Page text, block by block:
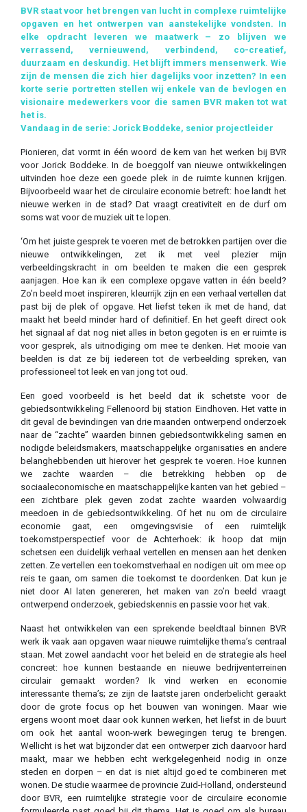
BVR staat voor het brengen van lucht in complexe ruimtelijke
opgaven en het ontwerpen van aanstekelijke vondsten. In
elke opdracht leveren we maatwerk – zo blijven we
verrassend, vernieuwend, verbindend, co-creatief,
duurzaam en deskundig. Het blijft immers mensenwerk. Wie
zijn de mensen die zich hier dagelijks voor inzetten? In een
korte serie portretten stellen wij enkele van de bevlogen en
visionaire medewerkers voor die samen BVR maken tot wat
het is.
Vandaag in de serie: Jorick Boddeke, senior projectleider
Pionieren, dat vormt in één woord de kern van het werken bij BVR
voor Jorick Boddeke. In de boeggolf van nieuwe ontwikkelingen
uitvinden hoe deze een goede plek in de ruimte kunnen krijgen.
Bijvoorbeeld waar het de circulaire economie betreft: hoe landt het
nieuwe werken in de stad? Dat vraagt creativiteit en de durf om
soms wat voor de muziek uit te lopen.
‘Om het juiste gesprek te voeren met de betrokken partijen over die
nieuwe ontwikkelingen, zet ik met veel plezier mijn
verbeeldingskracht in om beelden te maken die een gesprek
aanjagen. Hoe kan ik een complexe opgave vatten in één beeld?
Zo’n beeld moet inspireren, kleurrijk zijn en een verhaal vertellen dat
past bij de plek of opgave. Het liefst teken ik met de hand, dat
maakt het beeld minder hard of definitief. En het geeft direct ook
het signaal af dat nog niet alles in beton gegoten is en er ruimte is
voor gesprek, als uitnodiging om mee te denken. Het mooie van
beelden is dat ze bij iedereen tot de verbeelding spreken, van
professioneel tot leek en van jong tot oud.
Een goed voorbeeld is het beeld dat ik schetste voor de
gebiedsontwikkeling Fellenoord bij station Eindhoven. Het vatte in
dit geval de bevindingen van drie maanden ontwerpend onderzoek
naar de “zachte” waarden binnen gebiedsontwikkeling samen en
nodigde beleidsmakers, maatschappelijke organisaties en andere
belanghebbenden uit hierover het gesprek te voeren. Hoe kunnen
we zachte waarden – die betrekking hebben op de
sociaaleconomische en maatschappelijke kanten van het gebied –
een zichtbare plek geven zodat zachte waarden volwaardig
meedoen in de gebiedsontwikkeling. Of het nu om de circulaire
economie gaat, een omgevingsvisie of een ruimtelijk
toekomstperspectief voor de Achterhoek: ik hoop dat mijn
schetsen een duidelijk verhaal vertellen en mensen aan het denken
zetten. Ze vertellen een toekomstverhaal en nodigen uit om mee op
reis te gaan, om samen die toekomst te doordenken. Dat kun je
niet door AI laten genereren, het maken van zo’n beeld vraagt
ontwerpend onderzoek, gebiedskennis en passie voor het vak.
Naast het ontwikkelen van een sprekende beeldtaal binnen BVR
werk ik vaak aan opgaven waar nieuwe ruimtelijke thema’s centraal
staan. Met zowel aandacht voor het beleid en de strategie als heel
concreet: hoe kunnen bestaande en nieuwe bedrijventerreinen
circulair gemaakt worden? Ik vind werken en economie
interessante thema’s; ze zijn de laatste jaren onderbelicht geraakt
door de grote focus op het bouwen van woningen. Maar wie
ergens woont moet daar ook kunnen werken, het liefst in de buurt
om ook het aantal woon-werk bewegingen terug te brengen.
Wellicht is het wat bijzonder dat een ontwerper zich daarvoor hard
maakt, maar we hebben echt werkgelegenheid nodig in onze
steden en dorpen – en dat is niet altijd goed te combineren met
wonen. De studie waarmee de provincie Zuid-Holland, ondersteund
door BVR, een ruimtelijke strategie voor de circulaire economie